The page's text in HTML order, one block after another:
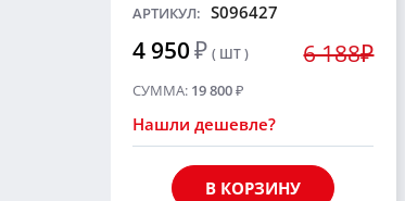
АРТИКУЛ: S096427
4 950₽ ( ШТ ) 6 188₽
СУММА: 19 800₽
Нашли дешевле?
В КОРЗИНУ